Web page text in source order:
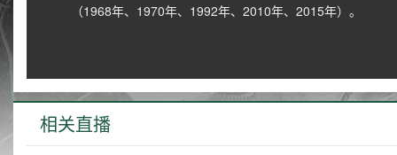
（1968年、1970年、1992年、2010年、2015年）。
相关直播